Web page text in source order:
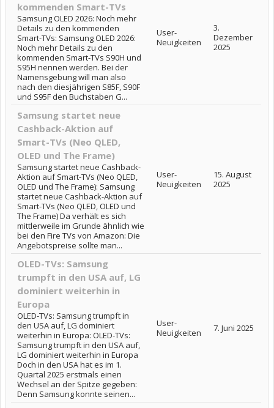
kommenden Smart-TVs
Samsung OLED 2026: Noch mehr
Details zu den kommenden
Smart-TVs: Samsung OLED 2026:
Noch mehr Details zu den
kommenden Smart-TVs S90H und
S95H nennen werden. Bei der
Namensgebung will man also
nach den diesjährigen S85F, S90F
und S95F den Buchstaben G...
User-
Neuigkeiten
3.
Dezember
2025
Samsung startet neue
Cashback-Aktion auf
Smart-TVs (Neo QLED,
OLED und The Frame)
Samsung startet neue Cashback-
Aktion auf Smart-TVs (Neo QLED,
OLED und The Frame): Samsung
startet neue Cashback-Aktion auf
Smart-TVs (Neo QLED, OLED und
The Frame) Da verhält es sich
mittlerweile im Grunde ähnlich wie
bei den Fire TVs von Amazon: Die
Angebotspreise sollte man...
User-
Neuigkeiten
15. August
2025
OLED-TVs: Samsung
trumpft in den USA auf, LG
dominiert weiterhin in
Europa
OLED-TVs: Samsung trumpft in
den USA auf, LG dominiert
weiterhin in Europa: OLED-TVs:
Samsung trumpft in den USA auf,
LG dominiert weiterhin in Europa
Doch in den USA hat es im 1.
Quartal 2025 erstmals einen
Wechsel an der Spitze gegeben:
Denn Samsung konnte seinen...
User-
Neuigkeiten
7. Juni 2025